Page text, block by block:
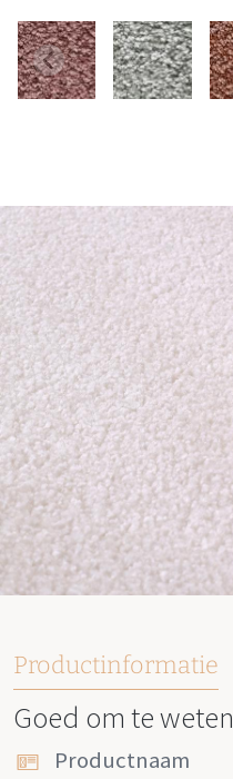
Productinformatie
Goed om te weten
Productnaam